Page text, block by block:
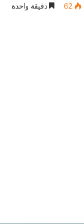
62 دقيقة واحدة